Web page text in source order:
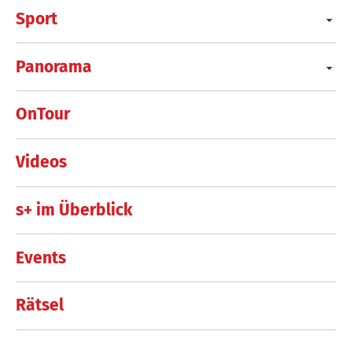
Sport
Panorama
OnTour
Videos
s+ im Überblick
Events
Rätsel